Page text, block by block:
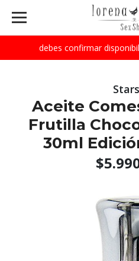
debes confirmar
Aceite
Frutilla
30ml